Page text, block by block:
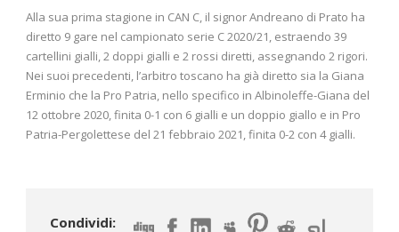
Alla sua prima stagione in CAN C, il signor Andreano di Prato ha
diretto 9 gare nel campionato serie C 2020/21, estraendo 39
cartellini gialli, 2 doppi gialli e 2 rossi diretti, assegnando 2 rigori.
Nei suoi precedenti, l’arbitro toscano ha già diretto sia la Giana
Erminio che la Pro Patria, nello specifico in Albinoleffe-Giana del
12 ottobre 2020, finita 0-1 con 6 gialli e un doppio giallo e in Pro
Patria-Pergolettese del 21 febbraio 2021, finita 0-2 con 4 gialli.
Condividi: